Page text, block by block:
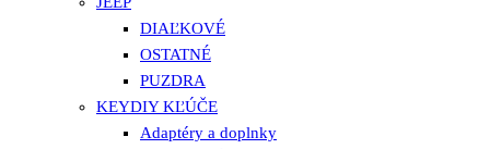
DIAĽKOVÉ
OSTATNÉ
PUZDRA
KEYDIY KĽÚČE
Adaptéry a doplnky